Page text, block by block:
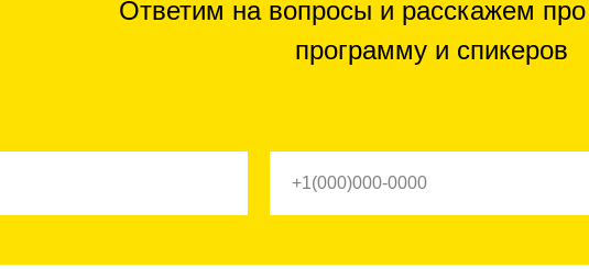
Ответим на вопросы и расскажем
программу и спикеров